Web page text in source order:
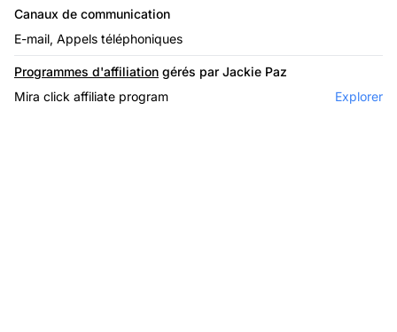
Canaux de communication
E-mail, Appels téléphoniques
Programmes d'affiliation gérés par Jackie Paz
Mira click affiliate program
Explorer